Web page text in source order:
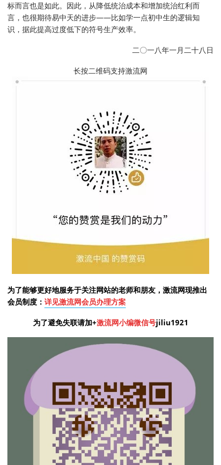
标而言也是如此。因此，从降低统治成本和增加统治红利而
言，也很期待易中天的进步——比如学一点初中生的逻辑知
识，据此提高过度低下的符号生产效率。
二〇一八年一月二十八日
长按二维码支持激流网
为了能够更好地服务于关注网站的老师和朋友，激流网现推出
会员制度： 详见激流网会员办理方案
为了避免失联请加+激流网小编微信号jiliu1921